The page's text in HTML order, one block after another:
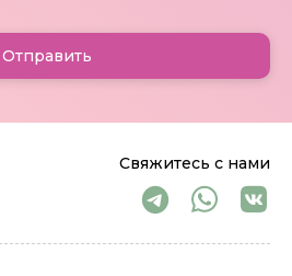
Свяжитесь с нами
Отправить